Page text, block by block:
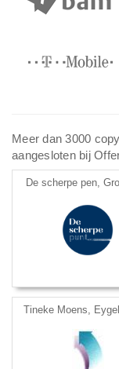
Meer dan 3000
aangesloten bij
De scherpe pen,
Tineke Moens,